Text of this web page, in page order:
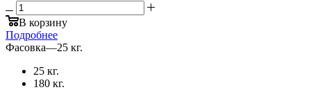
В корзину
Подробнее
Фасовка—25 кг.
25 кг.
180 кг.